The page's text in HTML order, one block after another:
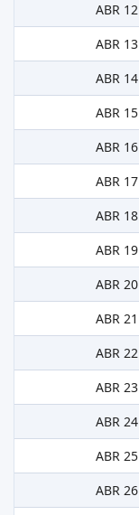
ABR 12
ABR 13
ABR 14
ABR 15
ABR 16
ABR 17
ABR 18
ABR 19
ABR 20
ABR 21
ABR 22
ABR 23
ABR 24
ABR 25
ABR 26